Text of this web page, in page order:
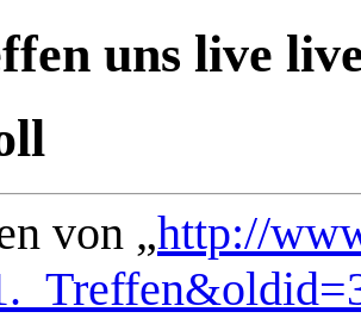
uns live
von „http://